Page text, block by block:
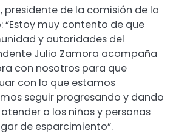
presidente de la comisión de la
“Estoy muy contento de que
y autoridades del
Julio Zamora acompaña
con nosotros para que
con lo que estamos
seguir progresando y dando
a los niños y personas
de esparcimiento”.